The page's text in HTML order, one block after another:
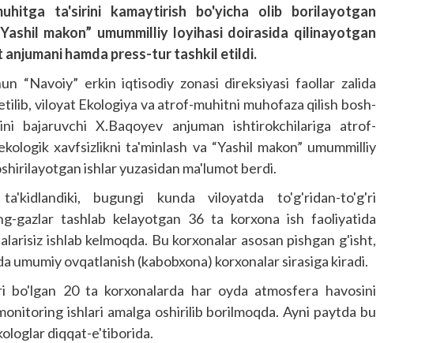
ta'sirini kamaytirish bo'yicha olib borilayotgan
makon” umummilliy loyihasi doirasida qilinayotgan
hamda press-tur tashkil etildi.
“Navoiy” erkin iqtisodiy zonasi direk­siyasi faol­lar zalida
viloyat Ekologiya va atrof-muhitni muhofaza qilish bosh­
bajaruvchi X.Baqoyev anjuman ishtirokchilariga atrof-
xavfsizlikni ta'minlash va “Yashil makon” umummilliy
ishlar yuzasidan ma'lumot berdi.
bugungi kunda viloyatda to'g'ridan-to'g'ri
gazlar tashlab kelayotgan 36 ta korxona ish faoliyatida
ishlab kelmoqda. Bu korxonalar asosan pishgan g'isht,
umumiy ovqatlanish (kabobxona) korxonalar sirasiga kiradi.
bo'lgan 20 ta korxonalarda har oyda atmosfera havosini
ishlari amalga oshirilib borilmoqda. Ayni paytda bu
diqqat-e'tiborida.